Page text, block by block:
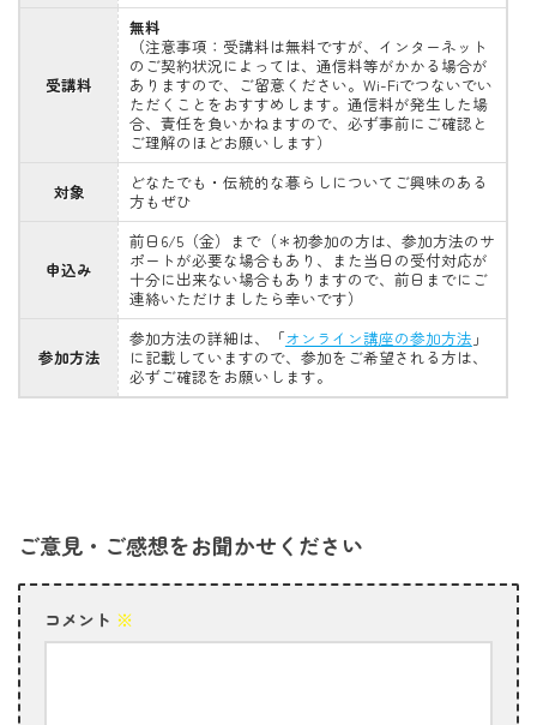
受講料
無料
（注意事項：受講料は無料ですが、インターネット
のご契約状況によっては、通信料等がかかる場合が
ありますので、ご留意ください。Wi-Fiでつないでい
ただくことをおすすめします。通信料が発生した場
合、責任を負いかねますので、必ず事前にご確認と
ご理解のほどお願いします）
対象
どなたでも・伝統的な暮らしについてご興味のある
方もぜひ
申込み
前日6/5（金）まで（＊初参加の方は、参加方法のサ
ポートが必要な場合もあり、また当日の受付対応が
十分に出来ない場合もありますので、前日までにご
連絡いただけましたら幸いです）
参加方法
参加方法の詳細は、「オンライン講座の参加方法 」
に記載していますので、参加をご希望される方は、
必ずご確認をお願いします。
ご意見・ご感想をお聞かせください
コメント ※